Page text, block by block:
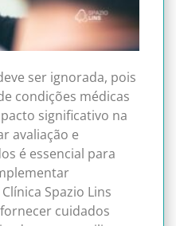
ser ignorada, pois
condições médicas
significativo na
avaliação e
é essencial para
Spazio Lins
cuidados